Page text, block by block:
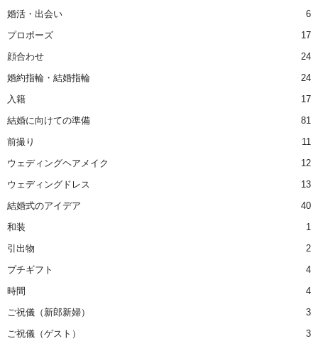
婚活・出会い
6
プロポーズ
17
顔合わせ
24
婚約指輪・結婚指輪
24
入籍
17
結婚に向けての準備
81
前撮り
11
ウェディングヘアメイク
12
ウェディングドレス
13
結婚式のアイデア
40
和装
1
引出物
2
プチギフト
4
時間
4
ご祝儀（新郎新婦）
3
ご祝儀（ゲスト）
3